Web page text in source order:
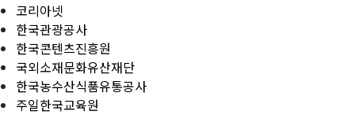
코리아넷
한국관광공사
한국콘텐츠진흥원
국외소재문화유산재단
한국농수산식품유통공사
주일한국교육원